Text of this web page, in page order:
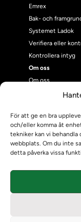
För att ge en bra
och/eller komma åt
tekniker kan vi behandla
webbplats. Om du inte
detta påverka vissa
Emrex
Bak- och
Systemet Ladok
Verifiera eller
Kontrollera intyg
Om oss
Om oss
Om
Vision, strategi
Teamens
Ladokpodden
Kontakt
Kontaktuppgifter